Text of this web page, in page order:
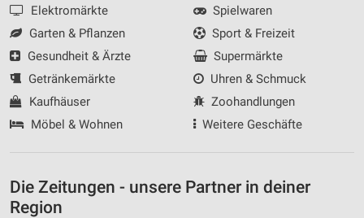
Elektromärkte
Garten & Pflanzen
Gesundheit & Ärzte
Getränkemärkte
Kaufhäuser
Möbel & Wohnen
Spielwaren
Sport & Freizeit
Supermärkte
Uhren & Schmuck
Zoohandlungen
Weitere Geschäfte
Die Zeitungen - unsere Partner in deiner
Region